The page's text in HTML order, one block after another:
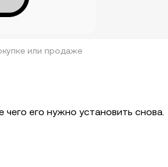
или продаже
его нужно установить снова.